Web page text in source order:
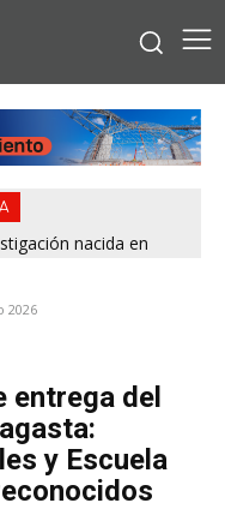
nacida en
2026
entrega del
y Escuela